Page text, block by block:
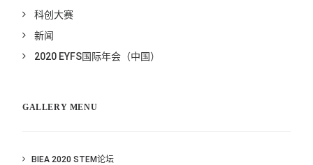
科创大赛
新闻
2020 EYFS国际年会（中国）
GALLERY MENU
BIEA 2020 STEM论坛